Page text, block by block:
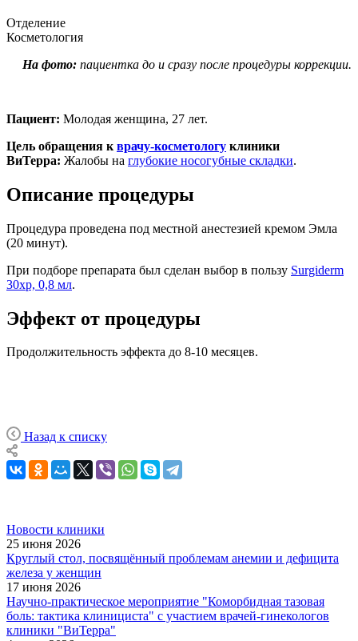
Отделение
Косметология
На фото: пациентка до и сразу после процедуры коррекции.
Пациент: Молодая женщина, 27 лет.
Цель обращения к врачу-косметологу клиники
ВиТерра: Жалобы на глубокие носогубные складки.
Описание процедуры
Процедура проведена под местной анестезией кремом Эмла
(20 минут).
При подборе препарата был сделан выбор в пользу Surgiderm
30xp, 0,8 мл.
Эффект от процедуры
Продолжительность эффекта до 8-10 месяцев.
Назад к списку
Новости клиники
25 июня 2026
Круглый стол, посвящённый проблемам анемии и дефицита
железа у женщин
17 июня 2026
Научно-практическое мероприятие "Коморбидная тазовая
боль: тактика клинициста" с участием врачей-гинекологов
клиники "ВиТерра"